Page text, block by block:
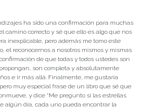
ha sido una confirmación para muchas
camino correcto y sé que ello es algo que nos
inexplicable, pero además me tomo este
el reconocernos a nosotros mismos y mismas
de que todas y todos ustedes son
son completa y absolutamente
e ir más allá. Finalmente, me gustaría
muy especial frase de un libro que sé que
y dice “Me pregunto si las estrellas
algún día, cada uno pueda encontrar la